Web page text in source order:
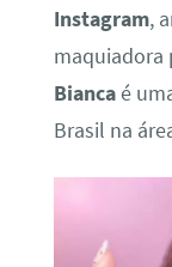
Instagram,
maquiadora
Biancaé
Brasil na